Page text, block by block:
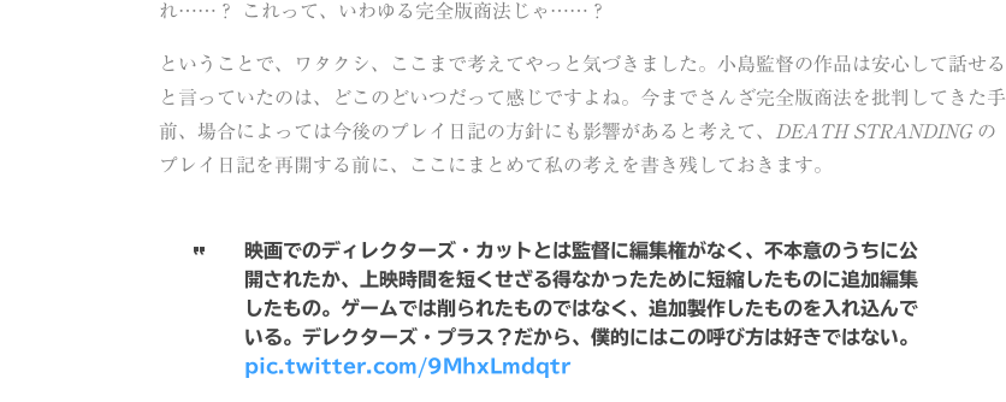
れ……？ これって、いわゆる完全版商法じゃ……？
ということで、ワタクシ、ここまで考えてやっと気づきました。小島監督の作品は安心して話せる
と言っていたのは、どこのどいつだって感じですよね。今までさんざ完全版商法を批判してきた手
前、場合によっては今後のプレイ日記の方針にも影響があると考えて、
DEATH STRANDINGの
プレイ日記を再開する前に、ここにまとめて私の考えを書き残しておきます。
映画でのディレクターズ・カットとは監督に編集権がなく、不本意のうちに公
開されたか、上映時間を短くせざる得なかったために短縮したものに追加編集
したもの。ゲームでは削られたものではなく、追加製作したものを入れ込んで
いる。デレクターズ・プラス？だから、僕的にはこの呼び方は好きではない。
pic.twitter.com/9MhxLmdqtr